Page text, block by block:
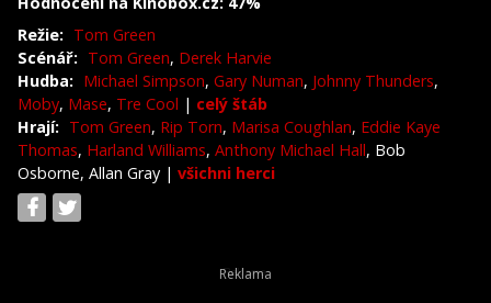
Režie: Tom Green
Scénář: Tom Green, Derek Harvie
Hudba: Michael Simpson, Gary Numan, Johnny Thunders,
Moby, Mase, Tre Cool | celý štáb
Hrají: Tom Green, Rip Torn, Marisa Coughlan, Eddie Kaye
Thomas, Harland Williams, Anthony Michael Hall, Bob
Osborne, Allan Gray | všichni herci